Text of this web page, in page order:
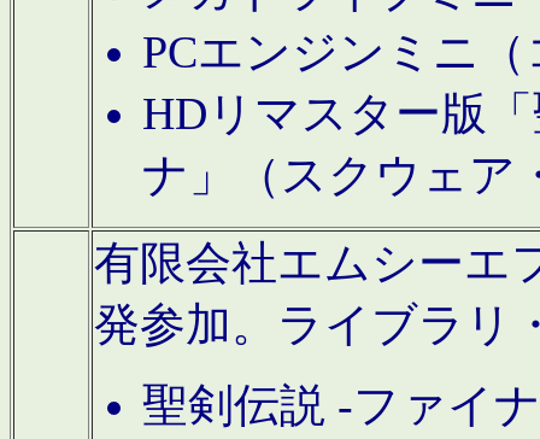
PCエンジンミニ
HDリマスター版
ナ」（スクウェア
有限会社エムシーエ
発参加。ライブラリ
聖剣伝説 -ファイ